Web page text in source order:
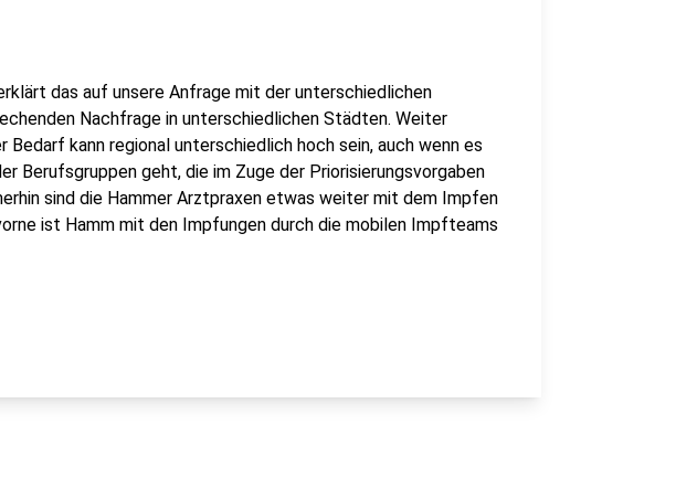
das auf unsere Anfrage mit der unterschiedlichen
Nachfrage in unterschiedlichen Städten. Weiter
Bedarf kann regional unterschiedlich hoch sein, auch wenn es
Berufsgruppen geht, die im Zuge der Priorisierungsvorgaben
sind die Hammer Arztpraxen etwas weiter mit dem Impfen
ist Hamm mit den Impfungen durch die mobilen Impfteams